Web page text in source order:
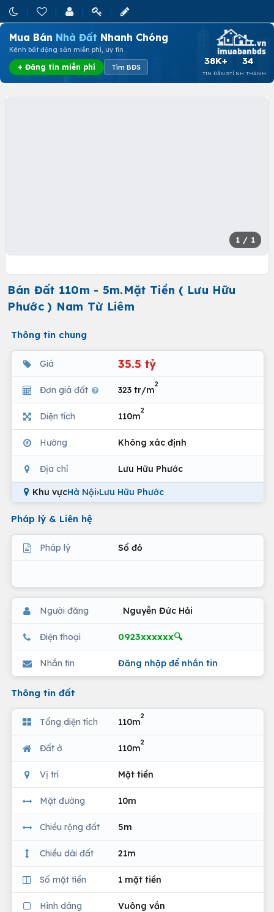
Mua Bán Nhà Đất Nhanh Chóng
Kênh bất động sản miễn phí, uy tín
+ Đăng tin miễn phí Tìm BĐS
38K+
TIN ĐĂNG
34
TỈNH THÀNH
1 / 1
Bán Đất 110m - 5m.Mặt Tiền ( Lưu Hữu
Phước ) Nam Từ Liêm
Thông tin chung
Giá 35.5 tỷ
Đơn giá đất 323 tr/m
2
Diện tích 110m
2
Hướng Không xác định
Địa chỉ Lưu Hữu Phước
Khu vựcHà Nội›Lưu Hữu Phước
Pháp lý & Liên hệ
Pháp lý Sổ đỏ
Người đăng Nguyễn Đức Hải
Điện thoại 0923xxxxxx🔍
Nhắn tin Đăng nhập để nhắn tin
Thông tin đất
Tổng diện tích 110m
2
Đất ở 110m
2
Vị trí Mặt tiền
Mặt đường 10m
Chiều rộng đất 5m
Chiều dài đất 21m
Số mặt tiền 1 mặt tiền
Hình dáng Vuông vắn